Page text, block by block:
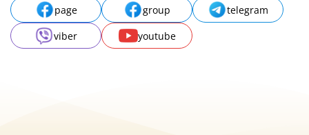
page group
telegram
viber
youtube